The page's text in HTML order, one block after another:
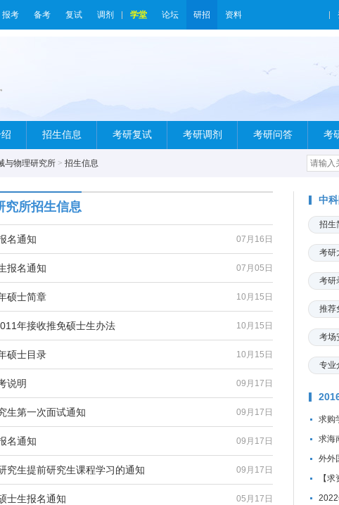
报考 备考 复试 调剂 学堂 论坛 研招 资料
招生信息 考研复试 考研调剂 考研问答 考
与物理研究所 > 招生信息
究所招生信息
07月16日
名通知
07月05日
报名通知
10月15日
硕士简章
10月15日
年接收推免硕士生办法
10月15日
硕士目录
09月17日
说明
09月17日
生第一次面试通知
09月17日
名通知
09月17日
究生提前研究生课程学习的通知
05月17日
士生报名通知
中
招生
考研
考研
推荐
考场
专业
求购
求海
外外
【